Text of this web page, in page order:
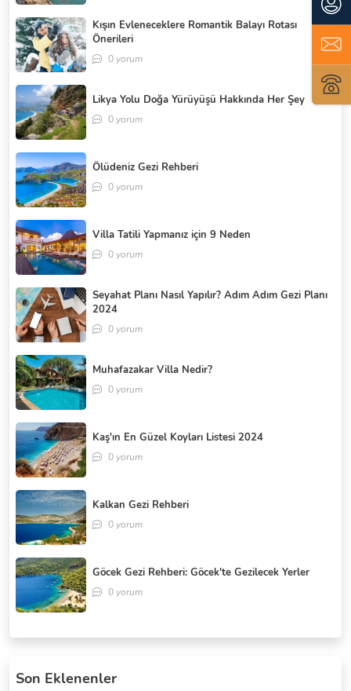
Kışın Evleneceklere Romantik Balayı Rotası
Önerileri
0 yorum
Likya Yolu Doğa Yürüyüşü Hakkında Her Şey
0 yorum
Ölüdeniz Gezi Rehberi
0 yorum
Villa Tatili Yapmanız için 9 Neden
0 yorum
Seyahat Planı Nasıl Yapılır? Adım Adım Gezi Planı
2024
0 yorum
Muhafazakar Villa Nedir?
0 yorum
Kaş'ın En Güzel Koyları Listesi 2024
0 yorum
Kalkan Gezi Rehberi
0 yorum
Göcek Gezi Rehberi: Göcek'te Gezilecek Yerler
0 yorum
Son Eklenenler